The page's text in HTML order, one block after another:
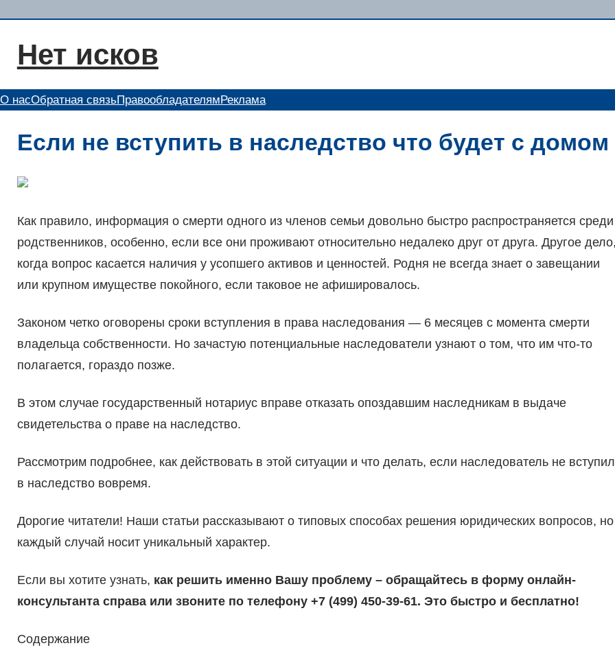
содержимому
Нет исков
О насОбратная связьПравообладателям Реклама
Если не вступить в наследство что будет с домом
Как правило, информация о смерти одного из членов семьи довольно быстро распространяется среди
родственников, особенно, если все они проживают относительно недалеко друг от друга. Другое
когда вопрос касается наличия у усопшего активов и ценностей. Родня не всегда знает о завещании
или крупном имуществе покойного, если таковое не афишировалось.
Законом четко оговорены сроки вступления в права наследования — 6 месяцев с момента смерти
владельца собственности. Но зачастую потенциальные наследователи узнают о том, что им что-то
полагается, гораздо позже.
В этом случае государственный нотариус вправе отказать опоздавшим наследникам в выдаче
свидетельства о праве на наследство.
Рассмотрим подробнее, как действовать в этой ситуации и что делать, если наследователь не вступил
в наследство вовремя.
Дорогие читатели! Наши статьи рассказывают о типовых способах решения юридических вопросов, но
каждый случай носит уникальный характер.
Если вы хотите узнать, как решить именно Вашу проблему – обращайтесь в форму онлайн-
консультанта справа или звоните по телефону +7 (499) 450-39-61. Это быстро и бесплатно!
Содержание